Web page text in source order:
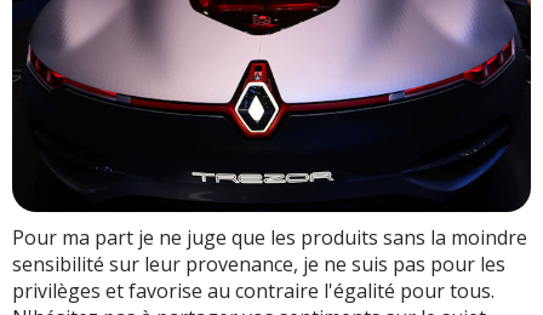
Pour ma part je ne juge que les produits sans la moindre
sensibilité sur leur provenance, je ne suis pas pour les
privilèges et favorise au contraire l'égalité pour tous.